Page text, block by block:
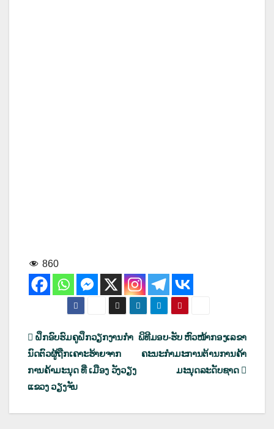
860
ເມ
ນູນ
ຳ
ທາງ
ພິທີມອບ-ຮັບ ຫົວໜ້າກອງເລຂາ
ຄະນະກໍາມະການຕ້ານການຄ້າ
ມະນຸດລະດັບຊາດ
ຝຶກອົບຮົມຄູຝຶກວຽກງານກໍາ
ນົດຕົວຜູ້ຖືກເຄາະຮ້າຍຈາກ
ການຄ້າມະນຸດ ທີ່ ເມືອງ ວັງວຽງ
ແຂວງ ວຽງຈັນ